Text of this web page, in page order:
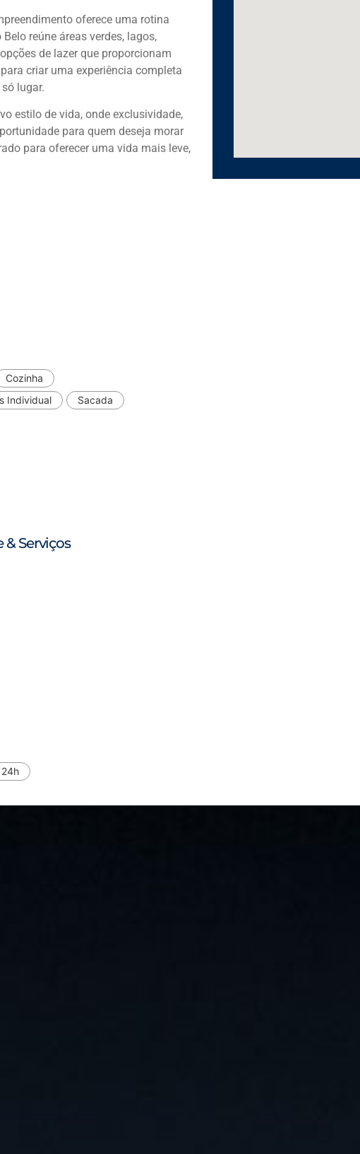
oferece uma rotina
reúne áreas verdes, lagos,
de lazer que proporcionam
criar uma experiência completa
lugar.
estilo de vida, onde exclusividade,
para quem deseja morar
para oferecer uma vida mais leve,
Cozinha
Individual
Sacada
Serviços